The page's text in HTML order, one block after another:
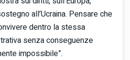
all’Ucraina. Pensare che
dentro la stessa
senza conseguenze
impossibile”.